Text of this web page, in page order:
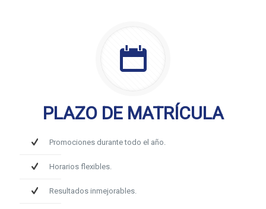
PLAZO DE MATRÍCULA
Promociones durante todo el año.
Horarios flexibles.
Resultados inmejorables.